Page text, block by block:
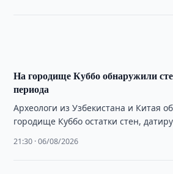
На городище Куббо обнаружили
периода
Археологи из Узбекистана и Китая
городище Куббо остатки стен,
21:30 · 06/08/2026